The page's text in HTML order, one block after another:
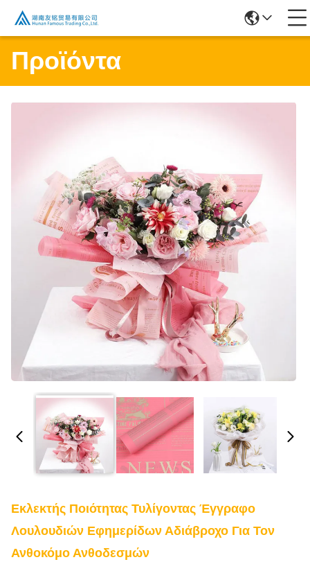
Προϊόντα
Εκλεκτής Ποιότητας Τυλίγοντας Έγγραφο
Λουλουδιών Εφημερίδων Αδιάβροχο Για Τον
Ανθοκόμο Ανθοδεσμών